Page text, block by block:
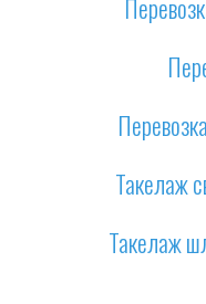
Такелаж
Такелаж